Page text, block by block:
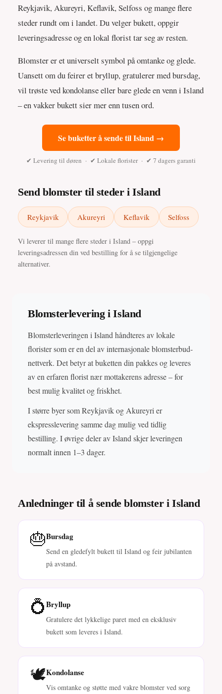
Reykjavik, Akureyri, Keflavik, Selfoss og mange flere
steder rundt om i landet. Du velger bukett, oppgir
leveringsadresse og en lokal florist tar seg av resten.
Blomster er et universelt symbol på omtanke og glede.
Uansett om du feirer et bryllup, gratulerer med bursdag,
vil trøste ved kondolanse eller bare glede en venn i Island
– en vakker bukett sier mer enn tusen ord.
Se buketter å sende til Island →
✔ Levering til døren · ✔ Lokale florister · ✔ 7 dagers garanti
Send blomster til steder i Island
Reykjavik Akureyri Keflavik Selfoss
Vi leverer til mange flere steder i Island – oppgi
leveringsadressen din ved bestilling for å se tilgjengelige
alternativer.
Blomsterlevering i Island
Blomsterleveringen i Island håndteres av lokale
florister som er en del av internasjonale blomsterbud-
nettverk. Det betyr at buketten din pakkes og leveres
av en erfaren florist nær mottakerens adresse – for
best mulig kvalitet og friskhet.
I større byer som Reykjavik og Akureyri er
ekspresslevering samme dag mulig ved tidlig
bestilling. I øvrige deler av Island skjer leveringen
normalt innen 1–3 dager.
Anledninger til å sende blomster i Island
🎂Bursdag
Send en gledefylt bukett til Island og feir jubilanten
på avstand.
💍Bryllup
Gratulere det lykkelige paret med en eksklusiv
bukett som leveres i Island.
🕊️Kondolanse
Vis omtanke og støtte med vakre blomster ved sorg